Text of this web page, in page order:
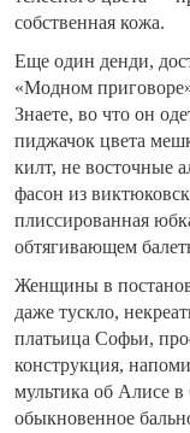
собственная кожа.
Еще один денди,
«Модном
Знаете, во что он
пиджачок цвета
килт, не восточные
фасон из
плиссированная
обтягивающем
Женщины в
даже тускло,
платьица Софьи,
конструкция,
мультика об Алисе
обыкновенное